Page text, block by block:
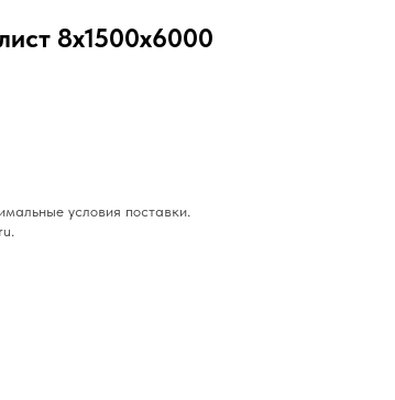
8х1500х6000
условия поставки.